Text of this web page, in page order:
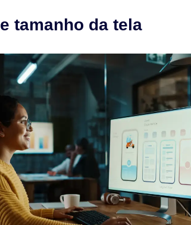
tamanho da tela